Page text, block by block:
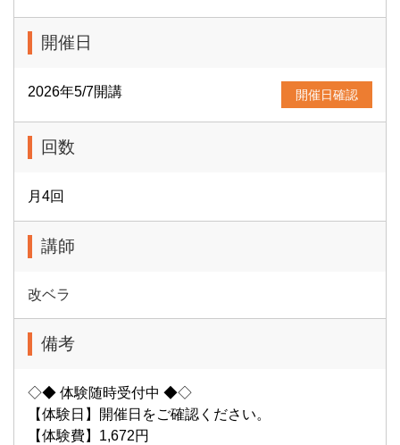
開催日
2026年5/7開講 開催日確認
回数
月4回
講師
改ベラ
備考
◇◆ 体験随時受付中 ◆◇
【体験日】開催日をご確認ください。
【体験費】1,672円